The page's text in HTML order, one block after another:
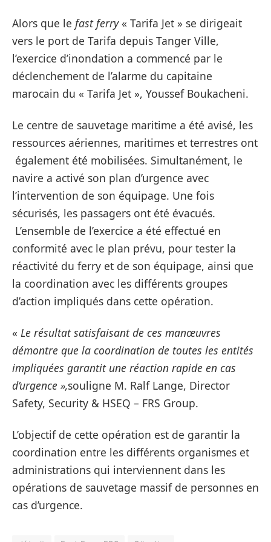
Alors que le fast ferry« Tarifa Jet » se dirigeait
vers le port de Tarifa depuis Tanger Ville,
l’exercice d’inondation a commencé par le
déclenchement de l’alarme du capitaine
marocain du « Tarifa Jet », Youssef Boukacheni.
Le centre de sauvetage maritime a été avisé, les
ressources aériennes, maritimes et terrestres ont
également été mobilisées. Simultanément, le
navire a activé son plan d’urgence avec
l’intervention de son équipage. Une fois
sécurisés, les passagers ont été évacués.
L’ensemble de l’exercice a été effectué en
conformité avec le plan prévu, pour tester la
réactivité du ferry et de son équipage, ainsi que
la coordination avec les différents groupes
d’action impliqués dans cette opération.
« Le résultat satisfaisant de ces manœuvres
démontre que la coordination de toutes les entités
impliquées garantit une réaction rapide en cas
d’urgence »,souligne M. Ralf Lange, Director
Safety, Security & HSEQ – FRS Group.
L’objectif de cette opération est de garantir la
coordination entre les différents organismes et
administrations qui interviennent dans les
opérations de sauvetage massif de personnes en
cas d’urgence.